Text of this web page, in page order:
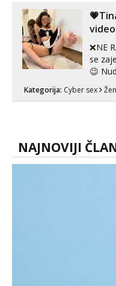
vjeruj
❌NE
se
😉
Kategorija: Cyber sex
NAJNOVIJI